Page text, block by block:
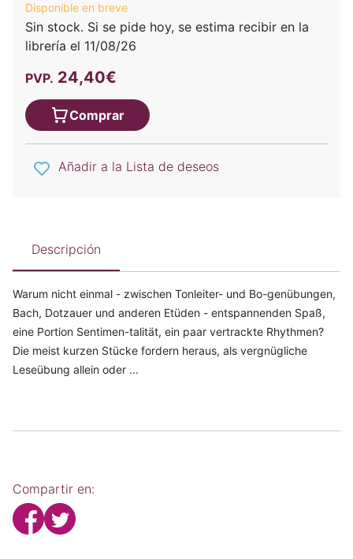
Disponible en breve
Sin stock. Si se pide hoy, se estima recibir en la
librería el 11/08/26
PVP. 24,40€
Comprar
Añadir a la Lista de deseos
Descripción
Warum nicht einmal - zwischen Tonleiter- und Bo-genübungen,
Bach, Dotzauer und anderen Etüden - entspannenden Spaß,
eine Portion Sentimen-talität, ein paar vertrackte Rhythmen?
Die meist kurzen Stücke fordern heraus, als vergnügliche
Leseübung allein oder ...
Compartir en: